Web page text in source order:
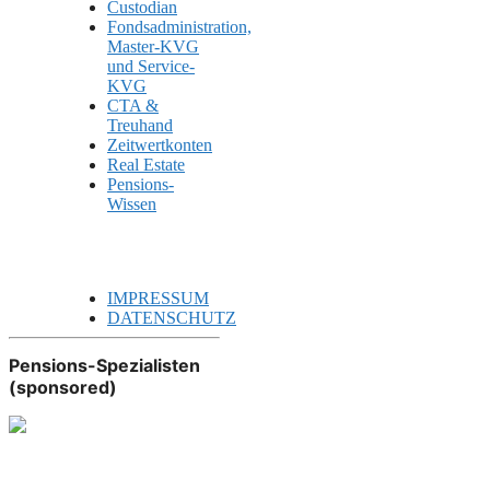
Custodian
Fondsadministration,
Master-KVG
und Service-
KVG
CTA &
Treuhand
Zeitwertkonten
Real Estate
Pensions-
Wissen
IMPRESSUM
DATENSCHUTZ
Pensions-Spezialisten
(sponsored)